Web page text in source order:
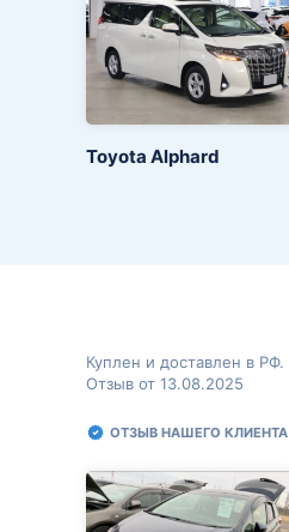
Toyota Alphard
Куплен и доставлен в РФ.
Отзыв от 13.08.2025
ОТЗЫВ НАШЕГО КЛИЕНТА